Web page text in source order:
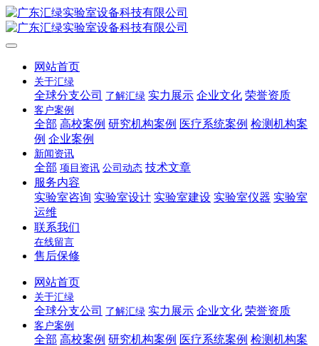
网站首页
关于汇绿
全球分支公司 了解汇绿 实力展示 企业文化 荣誉资质
客户案例
全部 高校案例 研究机构案例 医疗系统案例 检测机构案
例 企业案例
新闻资讯
全部 项目资讯 公司动态 技术文章
服务内容
实验室咨询 实验室设计 实验室建设 实验室仪器 实验室
运维
联系我们
在线留言
售后保修
网站首页
关于汇绿
全球分支公司 了解汇绿 实力展示 企业文化 荣誉资质
客户案例
全部 高校案例 研究机构案例 医疗系统案例 检测机构案